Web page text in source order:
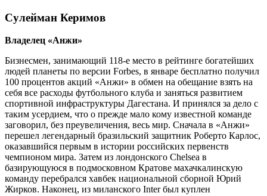
Сулейман Керимов
Владелец «Анжи»
Бизнесмен, занимающий 118-е место в рейтинге богатейших
людей планеты по версии Forbes, в январе бесплатно получил
100 процентов акций «Анжи» в обмен на обещание взять на
себя все расходы футбольного клуба и заняться развитием
спортивной инфраструктуры Дагестана. И принялся за дело с
таким усердием, что о прежде мало кому известной команде
заговорил, без преувеличения, весь мир. Сначала в «Анжи»
перешел легендарный бразильский защитник Роберто Карлос,
оказавшийся первым в истории российских первенств
чемпионом мира. Затем из лондонского Chelsea в
базирующуюся в подмосковном Кратове махачкалинскую
команду перебрался хавбек национальной сборной Юрий
Жирков. Наконец, из миланского Inter был куплен